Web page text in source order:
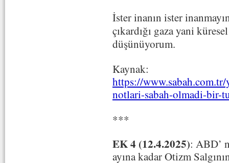
İster inanın ister
çıkardığı gaza yani
düşünüyorum.
Kaynak:
https://
notlari-sabah-olmadi-bir-
***
EK 4 (12.4.2025): ABD’
ayına kadar Otizm